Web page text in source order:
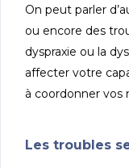
On peut parler
ou encore des
dyspraxie ou la
affecter votre
à coordonner vos
Les troubles